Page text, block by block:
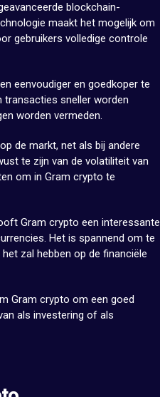
blockchain-
maakt het mogelijk om
gebruikers volledige controle
eenvoudiger en goedkoper te
transacties sneller worden
worden vermeden.
de markt, net als bij andere
te zijn van de volatiliteit van
om in Gram crypto te
Gram crypto een interessante
Het is spannend om te
zal hebben op de financiële
Gram crypto om een goed
als investering of als